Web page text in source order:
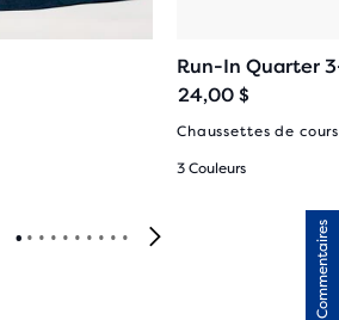
Run-In Quarter
24,00 $
Chaussettes de
3 Couleurs
Commentaires